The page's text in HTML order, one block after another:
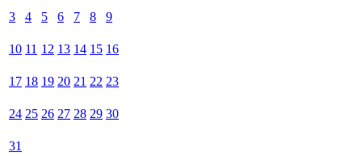
3 4 5 6 7 8 9
10 11 12 13 14 15 16
17 18 19 20 21 22 23
24 25 26 27 28 29 30
31